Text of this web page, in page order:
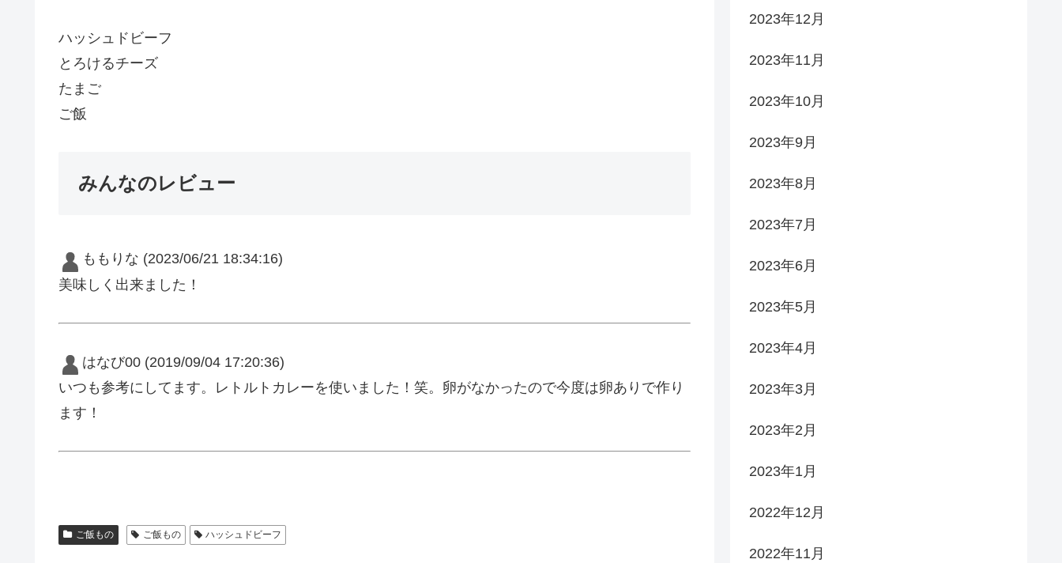
ハッシュドビーフ
とろけるチーズ
たまご
ご飯
みんなのレビュー
ももりな (2023/06/21 18:34:16)
美味しく出来ました！
はなび00 (2019/09/04 17:20:36)
いつも参考にしてます。レトルトカレーを使いました！笑。卵がなかったので今度は卵ありで作り
ます！
ご飯もの ご飯もの ハッシュドビーフ
2023年12月
2023年11月
2023年10月
2023年9月
2023年8月
2023年7月
2023年6月
2023年5月
2023年4月
2023年3月
2023年2月
2023年1月
2022年12月
2022年11月